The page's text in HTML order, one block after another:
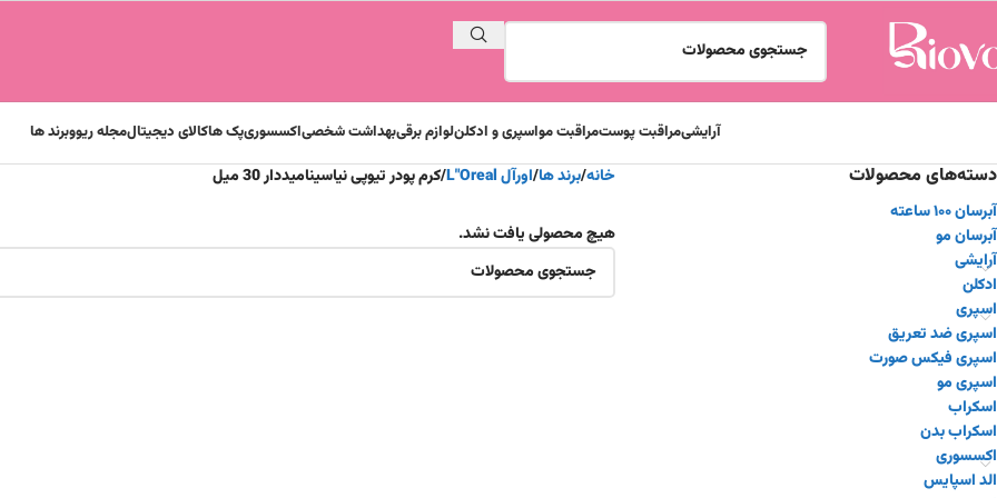
آرایشیمراقبت پوستمراقبت مواسپری و ادکلنلوازم برقیبهداشت شخصیاکسسوریپک هاکالای دیجیتالمجله ریووبرند ها
دسته‌های محصولات
آبرسان ۱۰۰ ساعته
آبرسان مو
آرایشی
ادکلن
اسپری
اسپری ضد تعریق
اسپری فیکس صورت
اسپری مو
اسکراب
اسکراب بدن
اکسسوری
الد اسپایس
خانه برند ها اورآل L"Oreal کرم پودر تیوپی نیاسینامیددار 30 میل
هیچ محصولی یافت نشد.